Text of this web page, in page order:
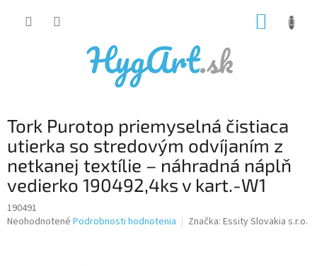
Tork Purotop priemyselná čistiaca
utierka so stredovým odvíjaním z
netkanej textílie – náhradná náplň
vedierko 190492,4ks v kart.-W1
190491
Priemerné
Neohodnotené Podrobnosti hodnotenia Značka: Essity Slovakia s.r.o.